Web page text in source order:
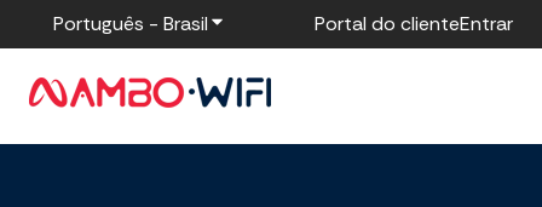
Português - BrasilMostrar submenu para traduções
Portal do clienteEntrar